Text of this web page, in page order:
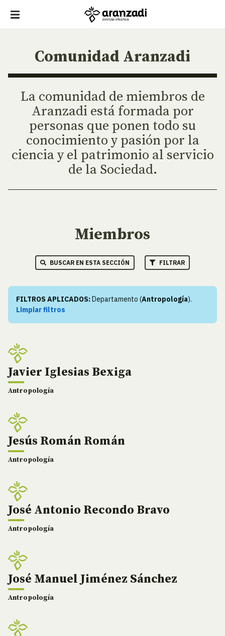
Comunidad Aranzadi
La comunidad de miembros de
Aranzadi está formada por
personas que ponen todo su
conocimiento y pasión por la
ciencia y el patrimonio al servicio
de la Sociedad.
Miembros
BUSCAR EN ESTA SECCIÓN FILTRAR
FILTROS APLICADOS:Departamento (Antropología).
Limpiar filtros
Javier Iglesias Bexiga
Antropología
Jesús Román Román
Antropología
José Antonio Recondo Bravo
Antropología
José Manuel Jiménez Sánchez
Antropología